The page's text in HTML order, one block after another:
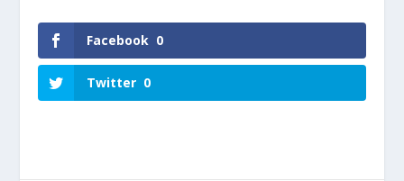
Facebook 0
Twitter 0